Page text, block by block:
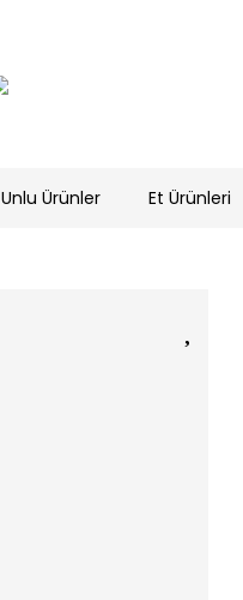
Unlu Ürünler Et Ürünleri